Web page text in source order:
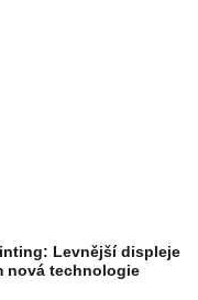
Levnější displeje
nová technologie